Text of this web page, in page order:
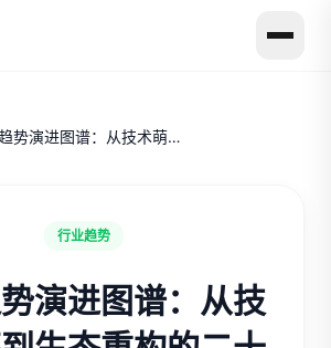
行业趋势演进图谱：从技术萌芽到生态重构的二十年变迁
行业趋势
演进图谱：从技